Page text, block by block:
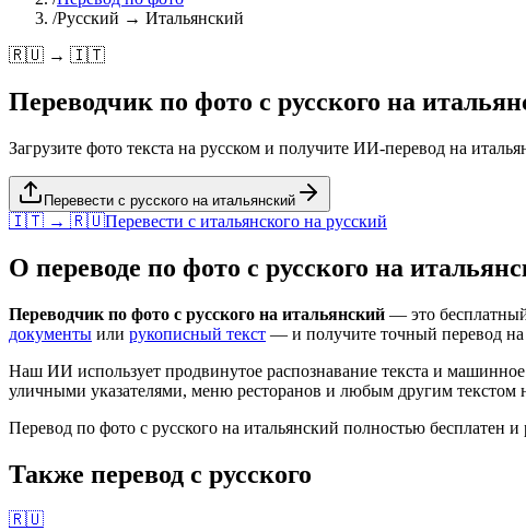
/Русский → Итальянский
🇷🇺 → 🇮🇹
Переводчик по фото с русского на
Загрузите фото текста на русском и получите ИИ-перевод на
Перевести с русского на итальянский
🇮🇹 → 🇷🇺Перевести с итальянского на русский
О переводе по фото с русского на
Переводчик по фото с русского на итальянский — это бесплатный
документы или рукописный текст — и получите точный перевод на
Наш ИИ использует продвинутое распознавание текста и машинное
уличными указателями, меню ресторанов и любым другим текстом
Перевод по фото с русского на итальянский полностью бесплатен
Также перевод с русского
🇷🇺